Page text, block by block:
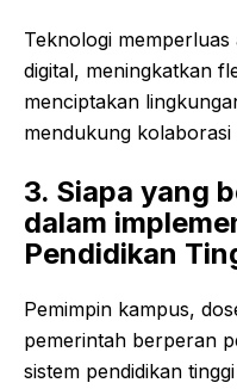
Teknologi
digital, meningkatkan
menciptakan
mendukung kolaborasi
3. Siapa yang
dalam
Pendidikan
Pemimpin kampus,
pemerintah berperan
sistem pendidikan